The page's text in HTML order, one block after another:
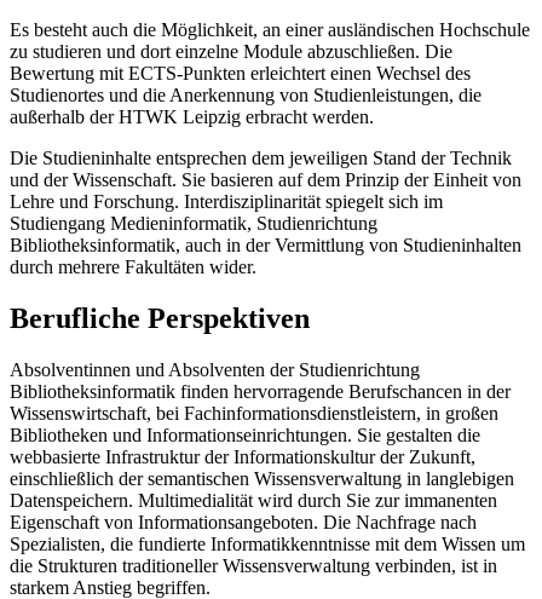
Es besteht auch die Möglichkeit, an einer ausländischen Hochschule
zu studieren und dort einzelne Module abzuschließen. Die
Bewertung mit ECTS-Punkten erleichtert einen Wechsel des
Studienortes und die Anerkennung von Studienleistungen, die
außerhalb der HTWK Leipzig erbracht werden.
Die Studieninhalte entsprechen dem jeweiligen Stand der Technik
und der Wissenschaft. Sie basieren auf dem Prinzip der Einheit von
Lehre und Forschung. Interdisziplinarität spiegelt sich im
Studiengang Medieninformatik, Studienrichtung
Bibliotheksinformatik, auch in der Vermittlung von Studieninhalten
durch mehrere Fakultäten wider.
Berufliche Perspektiven
Absolventinnen und Absolventen der Studienrichtung
Bibliotheksinformatik finden hervorragende Berufschancen in der
Wissenswirtschaft, bei Fachinformationsdienstleistern, in großen
Bibliotheken und Informationseinrichtungen. Sie gestalten die
webbasierte Infrastruktur der Informationskultur der Zukunft,
einschließlich der semantischen Wissensverwaltung in langlebigen
Datenspeichern. Multimedialität wird durch Sie zur immanenten
Eigenschaft von Informationsangeboten. Die Nachfrage nach
Spezialisten, die fundierte Informatikkenntnisse mit dem Wissen um
die Strukturen traditioneller Wissensverwaltung verbinden, ist in
starkem Anstieg begriffen.